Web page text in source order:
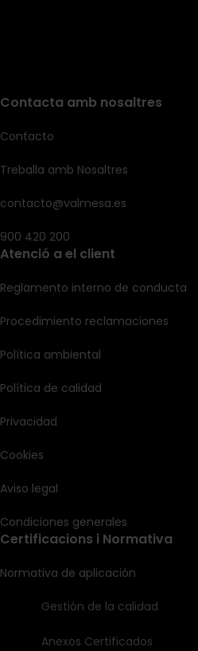
Contacta amb nosaltres
Contacto
Treballa amb Nosaltres
contacto@valmesa.es
900 420 200
Atenció a el client
Reglamento interno de conducta
Procedimiento reclamaciones
Política ambiental
Política de calidad
Privacidad
Cookies
Aviso legal
Condiciones generales
Certificacions i Normativa
Normativa de aplicación
Gestión de la calidad
Anexos Certificados